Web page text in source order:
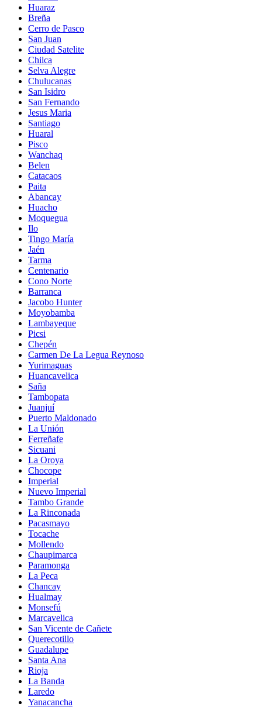
Huaraz
Breña
Cerro de Pasco
San Juan
Ciudad Satelite
Chilca
Selva Alegre
Chulucanas
San Isidro
San Fernando
Jesus Maria
Santiago
Huaral
Pisco
Wanchaq
Belen
Catacaos
Paita
Abancay
Huacho
Moquegua
Ilo
Tingo María
Jaén
Tarma
Centenario
Cono Norte
Barranca
Jacobo Hunter
Moyobamba
Lambayeque
Picsi
Chepén
Carmen De La Legua Reynoso
Yurimaguas
Huancavelica
Saña
Tambopata
Juanjuí
Puerto Maldonado
La Unión
Ferreñafe
Sicuani
La Oroya
Chocope
Imperial
Nuevo Imperial
Tambo Grande
La Rinconada
Pacasmayo
Tocache
Mollendo
Chaupimarca
Paramonga
La Peca
Chancay
Hualmay
Monsefú
Marcavelica
San Vicente de Cañete
Querecotillo
Guadalupe
Santa Ana
Rioja
La Banda
Laredo
Yanacancha